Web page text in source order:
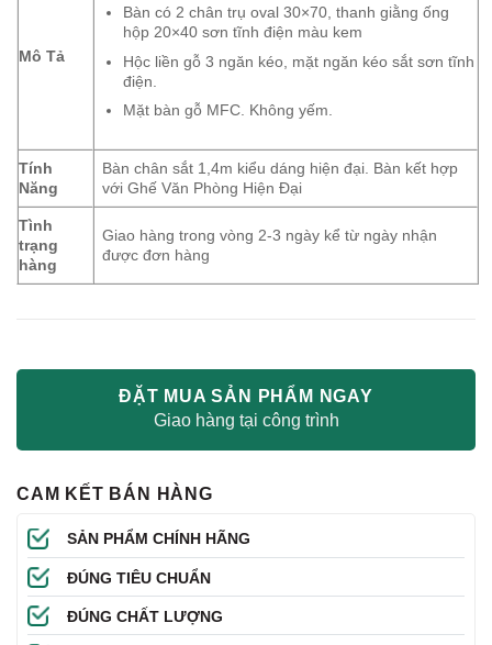
Mô Tả
Bàn có 2 chân trụ oval 30×70, thanh giằng ống
hộp 20×40 sơn tĩnh điện màu kem
Hộc liền gỗ 3 ngăn kéo, mặt ngăn kéo sắt sơn tĩnh
điện.
Mặt bàn gỗ MFC. Không yếm.
Tính
Năng
Bàn chân sắt 1,4m kiểu dáng hiện đại. Bàn kết hợp
với Ghế Văn Phòng Hiện Đại
Tình
trạng
hàng
Giao hàng trong vòng 2-3 ngày kể từ ngày nhận
được đơn hàng
ĐẶT MUA SẢN PHẨM NGAY
Giao hàng tại công trình
CAM KẾT BÁN HÀNG
SẢN PHẨM CHÍNH HÃNG
ĐÚNG TIÊU CHUẨN
ĐÚNG CHẤT LƯỢNG